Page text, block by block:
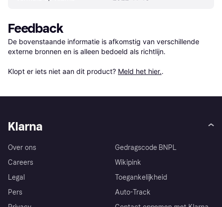
Feedback
De bovenstaande informatie is afkomstig van verschillende
externe bronnen en is alleen bedoeld als richtlijn.
Klopt er iets niet aan dit product? Meld het hier..
Klarna
Over ons
Careers
Legal
Pers
Gedragscode BNPL
Wikipink
Toegankelijkheid
Auto-Track